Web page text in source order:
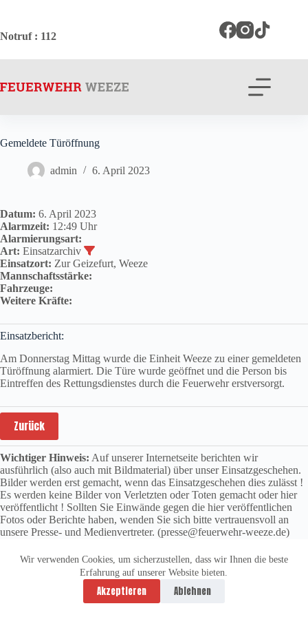
springen
Wir verwenden Cookies, um sicherzustellen, dass wir Ihnen die beste
Erfahrung auf unserer Website bieten.
Akzeptieren Ablehnen
Notruf: 112
Gemeldete Türöffnung
admin 6. April 2023
Datum: 6. April 2023
Alarmzeit: 12:49 Uhr
Alarmierungsart:
Art: Einsatzarchiv
Einsatzort: Zur Geizefurt, Weeze
Mannschaftsstärke:
Fahrzeuge:
Weitere Kräfte:
Einsatzbericht:
Am Donnerstag Mittag wurde die Einheit Weeze zu einer gemeldeten
Türöffnung alarmiert. Die Türe wurde geöffnet und die Person bis
Eintreffen des Rettungsdienstes durch die Feuerwehr erstversorgt.
Zurück
Wichtiger Hinweis: Auf unserer Internetseite berichten wir
ausführlich (also auch mit Bildmaterial) über unser Einsatzgeschehen.
Bilder werden erst gemacht, wenn das Einsatzgeschehen dies zulässt !
Es werden keine Bilder von Verletzten oder Toten gemacht oder hier
veröffentlicht ! Sollten Sie Einwände gegen die hier veröffentlichen
Fotos oder Berichte haben, wenden Sie sich bitte vertrauensvoll an
unsere Presse- und Medienvertreter. (presse@feuerwehr-weeze.de)
Datenschutzerklärung
Impressum
Copyright © 2026 -
vitolution